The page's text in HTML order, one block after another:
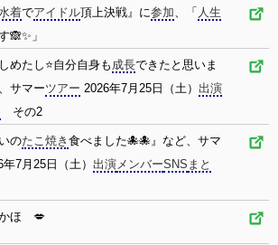
着でアイドル頂上決戦』に参加、「 人生
🙈✨」
めたし⭐️自分自身も 成長できたと思いま
サマーツアー 2026年7月25日（土） 出演
その2
のたこ焼き 食べました🐙🐙』など、サマ
年7月25日（土） 出演メンバーSNS まと
かほ 💋